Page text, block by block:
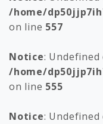
/home/
on line 557
Notice:
/home/
on line 555
Notice: